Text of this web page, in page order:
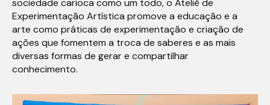
sociedade carioca como um todo, o Ateliê de
Experimentação Artística promove a educação e a
arte como práticas de experimentação e criação de
ações que fomentem a troca de saberes e as mais
diversas formas de gerar e compartilhar
conhecimento.